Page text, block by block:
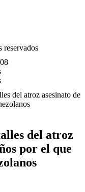
reservados
del atroz asesinato de
del atroz
por el que